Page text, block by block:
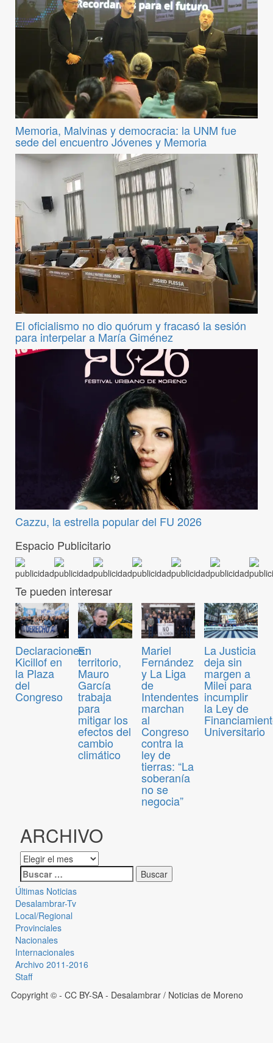
Memoria, Malvinas y democracia: la UNM fue
sede del encuentro Jóvenes y Memoria
El oficialismo no dio quórum y fracasó la sesión
para interpelar a María Giménez
Cazzu, la estrella popular del FU 2026
Espacio Publicitario
Te pueden interesar
Declaraciones:
Kicillof en
la Plaza
del
Congreso
En
territorio,
Mauro
García
trabaja
para
mitigar los
efectos del
cambio
climático
Mariel
Fernández
y La Liga
de
Intendentes
marchan
al
Congreso
contra la
ley de
tierras: “La
soberanía
no se
negocia”
La Justicia
deja sin
margen a
Milei para
incumplir
la Ley de
Universitario
ARCHIVO
Últimas Noticias
Desalambrar-Tv
Local/Regional
Provinciales
Nacionales
Internacionales
Archivo 2011-2016
Staff
Copyright © - CC BY-SA - Desalambrar / Noticias de Moreno